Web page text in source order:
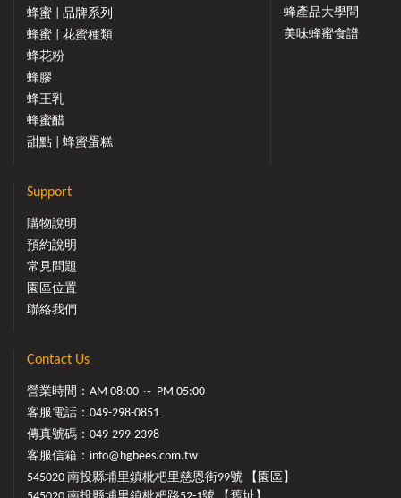
蜂蜜 | 品牌系列
蜂蜜 | 花蜜種類
蜂花粉
蜂膠
蜂王乳
蜂蜜醋
甜點 | 蜂蜜蛋糕
蜂產品大學問
美味蜂蜜食譜
Support
購物說明
預約說明
常見問題
園區位置
聯絡我們
Contact Us
營業時間：AM 08:00 ～ PM 05:00
客服電話： 049-298-0851
傳真號碼：049-299-2398
客服信箱： info@hgbees.com.tw
545020 南投縣埔里鎮枇杷里慈恩街99號 【園區】